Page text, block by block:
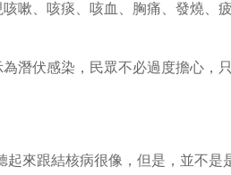
嗽、咳痰、咳血、胸痛、發燒、
潛伏感染，民眾不必過度擔心，
起來跟結核病很像，但是，並不